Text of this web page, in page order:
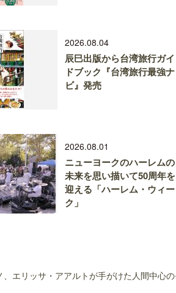
2026.08.04
辰巳出版から台湾旅行ガイ
ドブック『台湾旅行最強ナ
ビ』発売
2026.08.01
ニューヨークのハーレムの
未来を思い描いて50周年を
迎える「ハーレム・ウィー
ク」
エリッサ・アアルトが手がけた人間中心